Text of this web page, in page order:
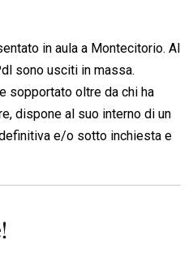
in aula a Montecitorio. Al
sono usciti in massa.
sopportato oltre da chi ha
dispone al suo interno di un
e/o sotto inchiesta e